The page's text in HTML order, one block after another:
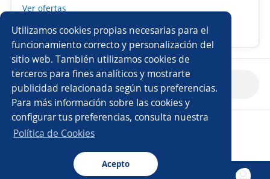
Utilizamos cookies propias necesarias para el
funcionamiento correcto y personalización del
sitio web. También utilizamos cookies de
terceros para fines analíticos y mostrarte
publicidad relacionada según tus preferencias.
Para más información sobre las cookies y
configurar tus preferencias, consulta nuestra
Política de Cookies
Acepto
Ver ofertas
4 puestos vacante Sucre, Miranda
Anterior Siguiente
Copyright 2014 - 2026 DGNET LTD.
Aviso legal